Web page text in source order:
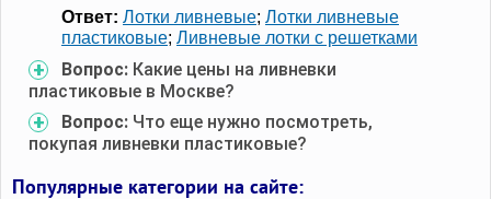
Ответ: Лотки ливневые; Лотки ливневые
пластиковые; Ливневые лотки с решетками
Вопрос: Какие цены на ливневки
пластиковые в Москве?
Вопрос: Что еще нужно посмотреть,
покупая ливневки пластиковые?
Популярные категории на сайте: